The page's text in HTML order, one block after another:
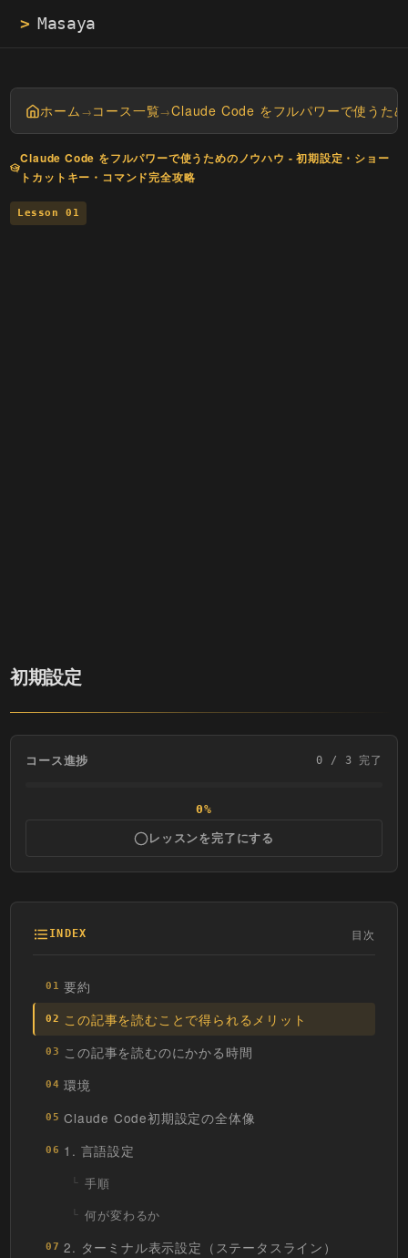
> Masayan tech blog
ホーム→コース一覧→Claude Code をフルパワーで使うた
Claude Code をフルパワーで使うためのノウハウ - 初期設定・ショー
トカットキー・コマンド完全攻略
Lesson 01
初期設定
コース進捗 0 / 3 完了
0%
レッスンを完了にする
INDEX 目次
01 要約
02 この記事を読むことで得られるメリット
03 この記事を読むのにかかる時間
04 環境
05 Claude Code初期設定の全体像
06 1. 言語設定
手順
何が変わるか
07 2. ターミナル表示設定（ステータスライン）